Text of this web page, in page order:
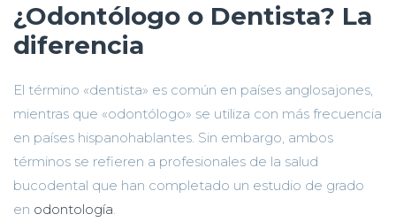
¿Odontólogo o Dentista? La
diferencia
El término «dentista» es común en países anglosajones,
mientras que «odontólogo» se utiliza con más frecuencia
en países hispanohablantes. Sin embargo, ambos
términos se refieren a profesionales de la salud
bucodental que han completado un estudio de grado
en odontología.